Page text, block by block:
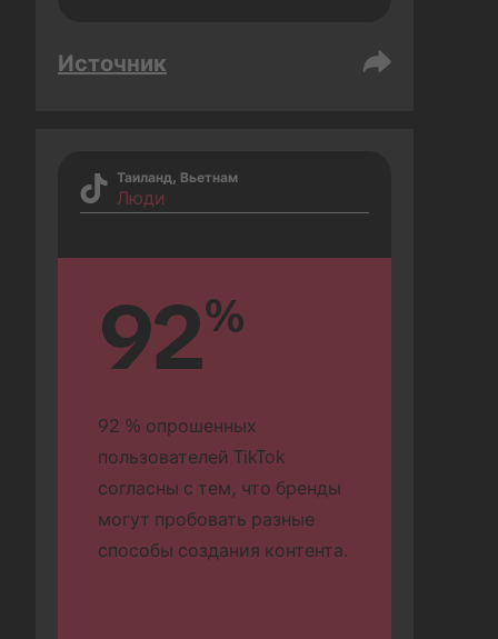
Источник
Таиланд, Вьетнам
Люди
92%
92 % опрошенных
пользователей TikTok
согласны с тем, что бренды
могут пробовать разные
способы создания контента.